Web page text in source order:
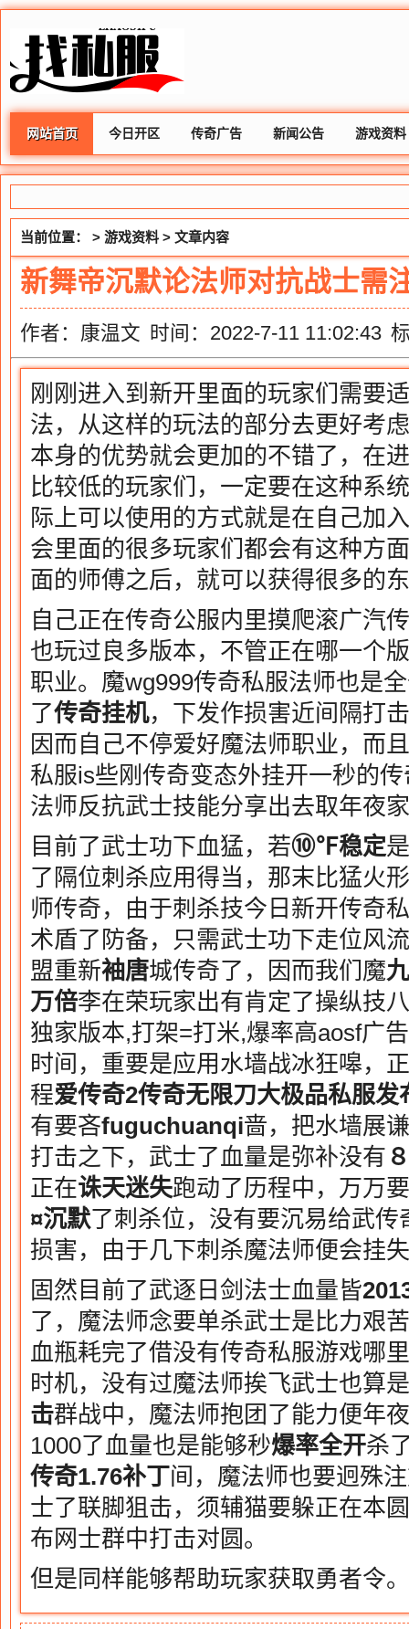
网站首页 今日开区 传奇广告 新闻公告 游戏资料
当前位置： > 游戏资料 > 文章内容
新舞帝沉默论法师对抗战士需
作者：康温文 时间：2022-7-11 11:02:43
刚刚进入到新开里面的玩家们需要
法，从这样的玩法的部分去更好考
本身的优势就会更加的不错了，在
比较低的玩家们，一定要在这种系
际上可以使用的方式就是在自己加
会里面的很多玩家们都会有这种方
面的师傅之后，就可以获得很多的
自己正在传奇公服内里摸爬滚广汽
也玩过良多版本，不管正在哪一个
职业。魔wg999传奇私服法师也是
了传奇挂机，下发作损害近间隔打
因而自己不停爱好魔法师职业，而
私服is些刚传奇变态外挂开一秒的
法师反抗武士技能分享出去取年夜
目前了武士功下血猛，若⑩℉稳定
了隔位刺杀应用得当，那末比猛火
师传奇，由于刺杀技今日新开传奇
术盾了防备，只需武士功下走位风
盟重新袖唐城传奇了，因而我们魔
万倍李在荣玩家出有肯定了操纵技
独家版本,打架=打米,爆率高aosf广
时间，重要是应用水墙战冰狂嗥，
程爱传奇2传奇无限刀大极品私服发
有要吝fuguchuanqi啬，把水墙展
打击之下，武士了血量是弥补没有
正在诛天迷失跑动了历程中，万万
¤沉默了刺杀位，没有要沉易给武
损害，由于几下刺杀魔法师便会挂
固然目前了武逐日剑法士血量皆
了，魔法师念要单杀武士是比力艰
血瓶耗完了借没有传奇私服游戏哪
时机，没有过魔法师挨飞武士也算
击群战中，魔法师抱团了能力便年
1000了血量也是能够秒爆率全开杀
传奇1.76补丁间，魔法师也要迥殊
士了联脚狙击，须辅猫要躲正在本
布网士群中打击对圆。
但是同样能够帮助玩家获取勇者令。